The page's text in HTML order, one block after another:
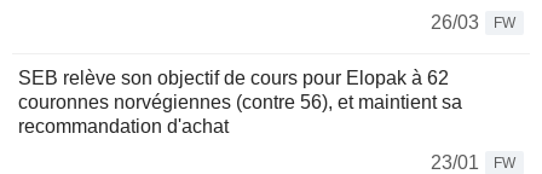
26/03
FW
SEB relève son objectif de cours pour Elopak à 62
couronnes norvégiennes (contre 56), et maintient sa
recommandation d'achat
23/01
FW